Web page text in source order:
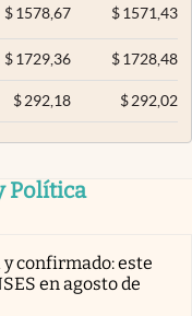
$ 1578,67 $1571,43
$ 1729,36 $1728,48
$ 292,18 $292,02
Política
confirmado: este
en agosto de